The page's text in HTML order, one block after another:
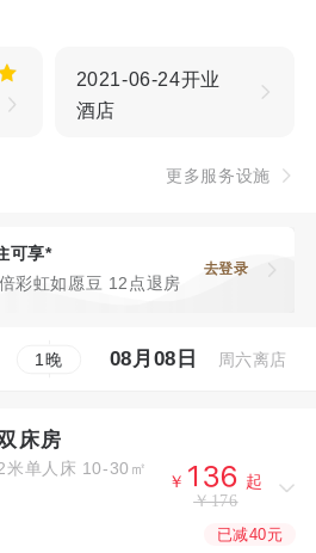
2021-06-24开业
酒店
更多服务设施
可享*
彩虹如愿豆 12点退房
去登录
1晚 08月08日 周六离店
床房
米单人床 10-30㎡
￥   起
￥176
已减40元